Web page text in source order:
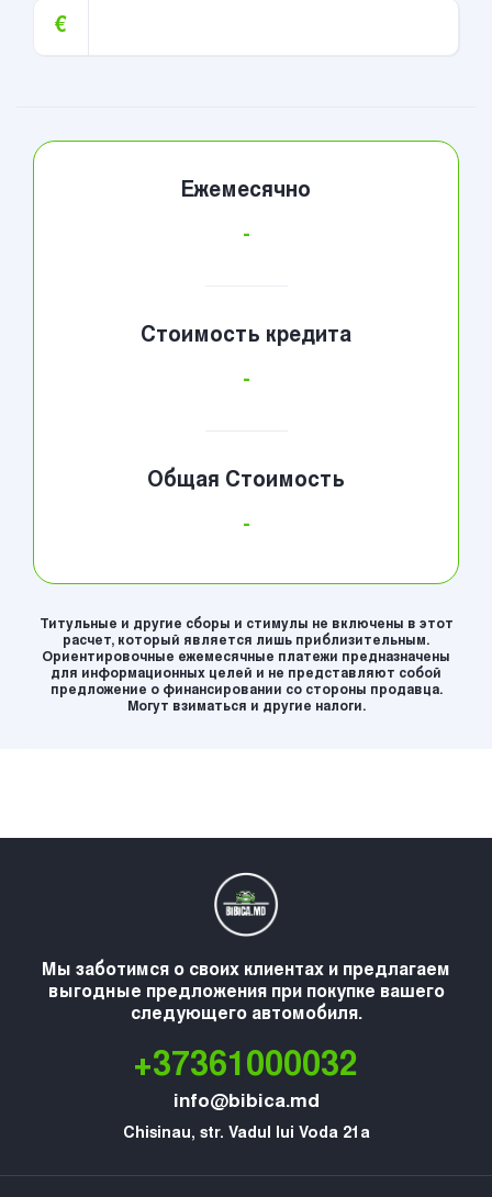
€
Ежемесячно
-
Стоимость кредита
-
Общая Стоимость
-
Титульные и другие сборы и стимулы не включены в этот
расчет, который является лишь приблизительным.
Ориентировочные ежемесячные платежи предназначены
для информационных целей и не представляют собой
предложение о финансировании со стороны продавца.
Могут взиматься и другие налоги.
Мы заботимся о своих клиентах и предлагаем
выгодные предложения при покупке вашего
следующего автомобиля.
+37361000032
info@bibica.md
Chisinau, str. Vadul lui Voda 21a